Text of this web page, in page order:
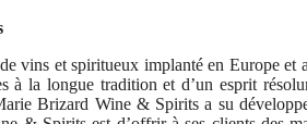
vins et spiritueux implanté en Europe
à la longue tradition et d’un esprit
Brizard Wine & Spirits a su